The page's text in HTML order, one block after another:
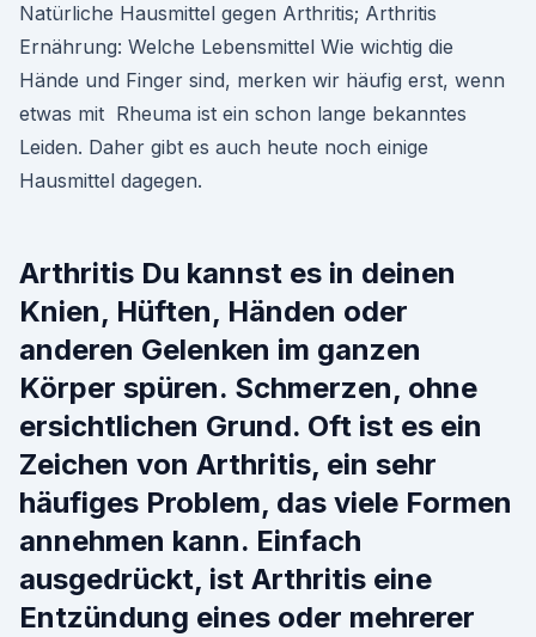
Natürliche Hausmittel gegen Arthritis; Arthritis
Ernährung: Welche Lebensmittel Wie wichtig die
Hände und Finger sind, merken wir häufig erst, wenn
etwas mit Rheuma ist ein schon lange bekanntes
Leiden. Daher gibt es auch heute noch einige
Hausmittel dagegen.
Arthritis Du kannst es in deinen
Knien, Hüften, Händen oder
anderen Gelenken im ganzen
Körper spüren. Schmerzen, ohne
ersichtlichen Grund. Oft ist es ein
Zeichen von Arthritis, ein sehr
häufiges Problem, das viele Formen
annehmen kann. Einfach
ausgedrückt, ist Arthritis eine
Entzündung eines oder mehrerer